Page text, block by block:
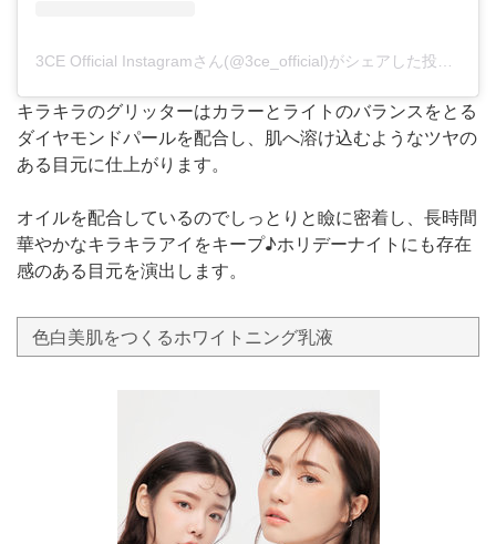
3CE Official Instagramさん(@3ce_official)がシェアした投稿
キラキラのグリッターはカラーとライトのバランスをとる
ダイヤモンドパールを配合し、肌へ溶け込むようなツヤの
ある目元に仕上がります。
オイルを配合しているのでしっとりと瞼に密着し、長時間
華やかなキラキラアイをキープ♪ホリデーナイトにも存在
感のある目元を演出します。
色白美肌をつくるホワイトニング乳液